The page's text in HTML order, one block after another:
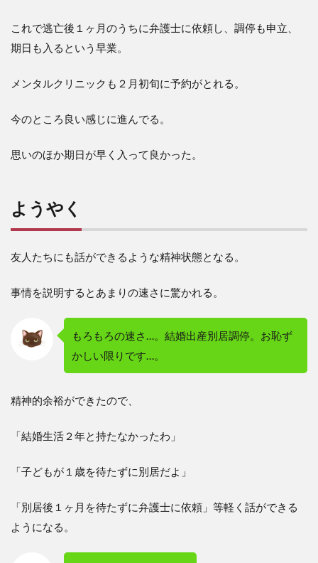
これで逃亡後１ヶ月のうちに弁護士に依頼し、調停も申立、
期日も入るという早業。
メンタルクリニックも２月初旬に予約がとれる。
今のところ良い感じに進んでる。
思いのほか期日が早く入って良かった。
ようやく
友人たちにも話ができるような精神状態となる。
事情を説明するとあまりの速さに驚かれる。
もろもろの速さ…。結婚出産別居調停。お恥ず
かしい限りです…。
精神的余裕ができたので、
「結婚生活２年と持たなかったわ」
「子どもが１歳を待たずに別居だよ」
「別居後１ヶ月を待たずに弁護士に依頼」等軽く話ができる
ようになる。